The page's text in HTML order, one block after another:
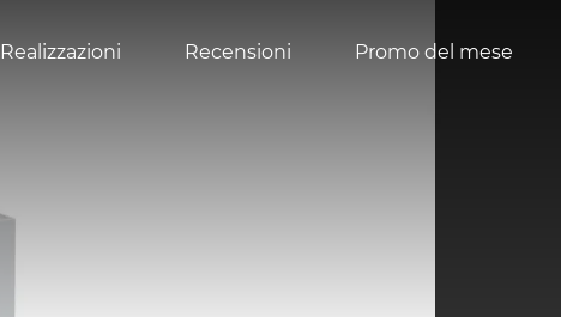
Realizzazioni Recensioni Promo del mese